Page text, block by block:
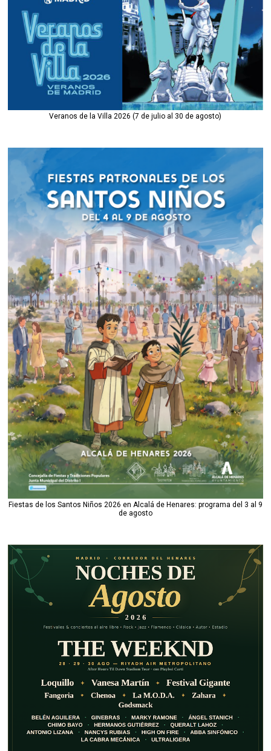
Veranos de la Villa 2026 (7 de julio al 30 de agosto)
Fiestas de los Santos Niños 2026 en Alcalá de Henares: programa del 3 al 9
de agosto